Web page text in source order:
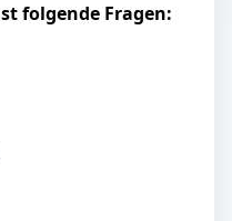
folgende Fragen: